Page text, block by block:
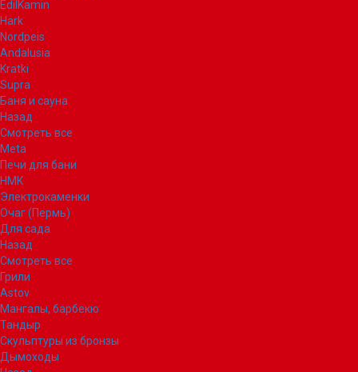
EdilKamin
Hark
Nordpeis
Andalusia
Kratki
Supra
Баня и сауна
Назад
Смотреть все
Meta
Печи для бани
НМК
Электрокаменки
Очаг (Пермь)
Для сада
Назад
Смотреть все
Грили
Astov
Мангалы, барбекю
Тандыр
Скульптуры из бронзы
Дымоходы